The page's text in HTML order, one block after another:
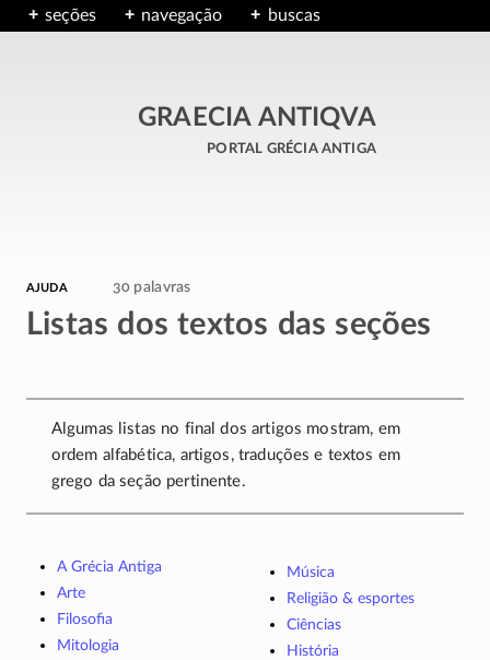
seções navegação buscas
GRAECIA ANTIQVA
portal grécia antiga
ajuda 30 palavras
Listas dos textos das seções
Algumas listas no final dos artigos mostram, em
ordem alfabética, artigos, traduções e textos em
grego da seção pertinente.
A Grécia Antiga
Arte
Filosofia
Mitologia
Música
Religião & esportes
Ciências
História